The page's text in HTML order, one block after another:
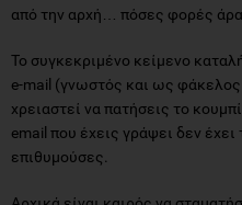
από την αρχή… πόσες φορές
Το συγκεκριμένο κείμενο
e-mail (γνωστός και ως φάκελος
χρειαστεί να πατήσεις το
email που έχεις γράψει δεν
επιθυμούσες.